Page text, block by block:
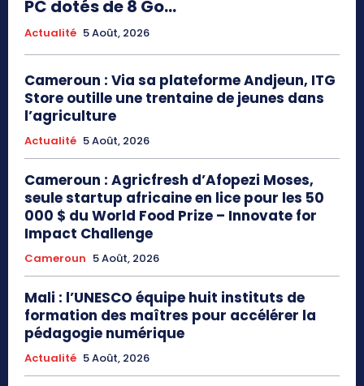
PC dotés de 8 Go...
Actualité 5 Août, 2026
Cameroun : Via sa plateforme Andjeun, ITG
Store outille une trentaine de jeunes dans
l’agriculture
Actualité 5 Août, 2026
Cameroun : Agricfresh d’Afopezi Moses,
seule startup africaine en lice pour les 50
000 $ du World Food Prize – Innovate for
Impact Challenge
Cameroun 5 Août, 2026
Mali : l’UNESCO équipe huit instituts de
formation des maîtres pour accélérer la
pédagogie numérique
Actualité 5 Août, 2026